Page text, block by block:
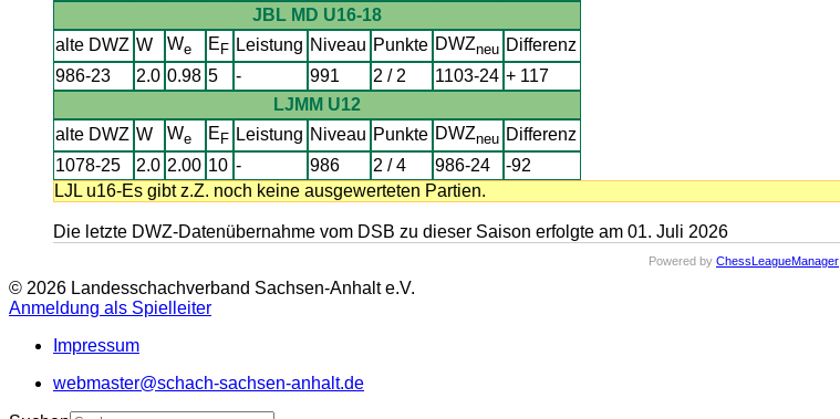
JBL MD U16-18
alte DWZ W We E F Leistung Niveau Punkte DWZneu Differenz
986-23
2.0 0.98 5 - 991 2 / 2 1103-24 + 117
LJMM U12
alte DWZ W We E F Leistung Niveau Punkte DWZneu Differenz
1078-25
2.0 2.00 10 - 986 2 / 4 986-24
-92
LJL u16-Es gibt z.Z. noch keine ausgewerteten Partien.
Die letzte DWZ-Datenübernahme vom DSB zu dieser Saison erfolgte am 01. Juli 2026
Powered by ChessLeagueManager
© 2026 Landesschachverband Sachsen-Anhalt e.V.
Anmeldung als Spielleiter
Impressum
webmaster@schach-sachsen-anhalt.de